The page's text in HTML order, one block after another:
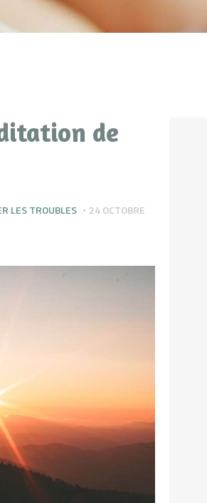
de
LES TROUBLES
24 OCTOBRE